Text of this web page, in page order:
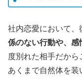
社内恋愛において、
係のない行動や、感
度別れた相手だから
あくまで自然体を装